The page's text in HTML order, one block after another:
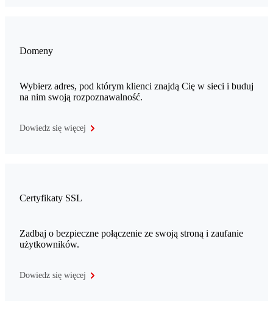
Domeny
Wybierz adres, pod którym klienci znajdą Cię w sieci i buduj
na nim swoją rozpoznawalność.
Dowiedz się więcej
Certyfikaty SSL
Zadbaj o bezpieczne połączenie ze swoją stroną i zaufanie
użytkowników.
Dowiedz się więcej